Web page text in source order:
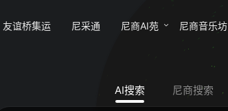
友谊桥集运 尼采通 尼商AI苑 尼商音乐坊
AI搜索 尼商搜索